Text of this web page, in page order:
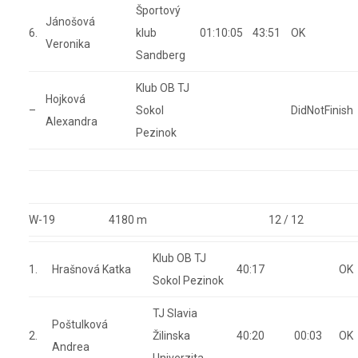
6.
Jánošová
Veronika
Športový
klub
Sandberg
01:10:05 43:51 OK
–
Hojková
Alexandra
Klub OB TJ
Sokol
Pezinok
DidNotFinish
W-19 4180 m 12 / 12
1. Hrašnová Katka
Klub OB TJ
Sokol Pezinok
40:17 OK
2.
Poštulková
Andrea
TJ Slavia
Žilinska
40:20 00:03 OK